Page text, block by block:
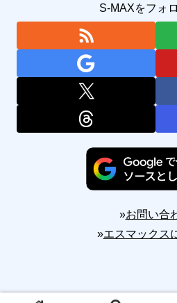
S-MAXをフォ
»お問い合
»エスマックス